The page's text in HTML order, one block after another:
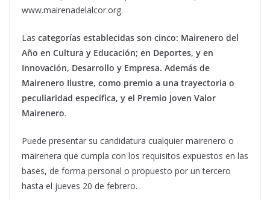
www.mairenadelalcor.org.
Las categorías establecidas son cinco: Mairenero del
Año en Cultura y Educación; en Deportes, y en
Innovación, Desarrollo y Empresa. Además de
Mairenero Ilustre, como premio a una trayectoria o
peculiaridad específica, y el Premio Joven Valor
Mairenero.
Puede presentar su candidatura cualquier mairenero o
mairenera que cumpla con los requisitos expuestos en las
bases, de forma personal o propuesto por un tercero
hasta el jueves 20 de febrero.